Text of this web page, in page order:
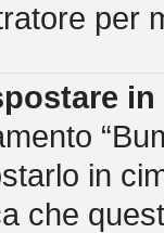
per
in
che